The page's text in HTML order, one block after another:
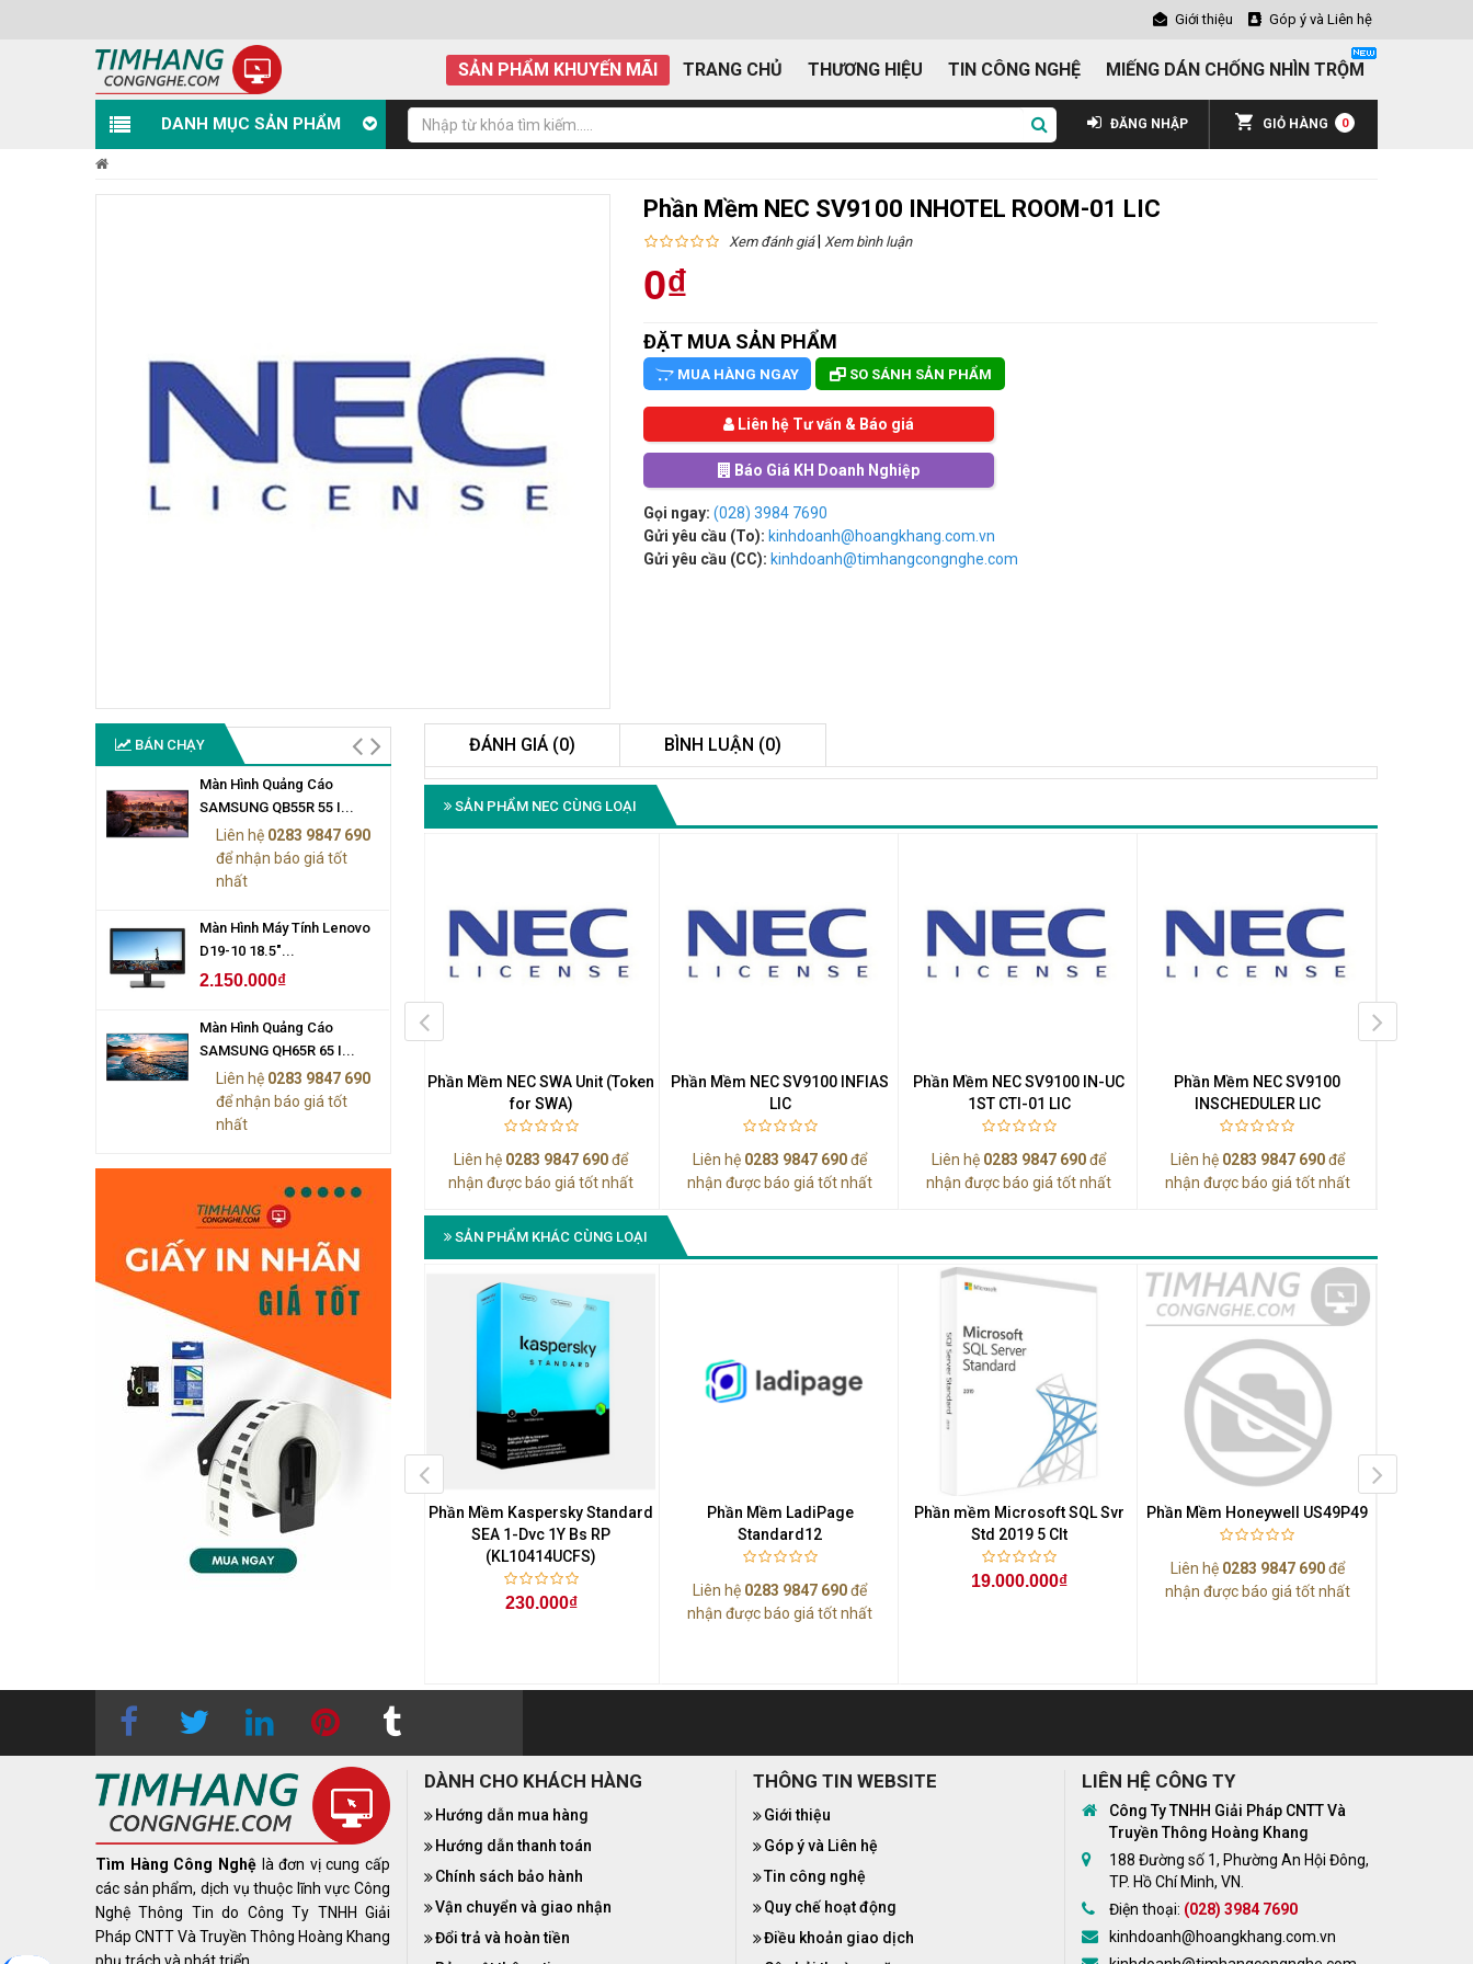
Giới thiệu Góp ý và Liên hệ
SẢN PHẨM KHUYẾN MÃI TRANG CHỦ THƯƠNG HIỆU TIN CÔNG NGHỆ MIẾNG DÁN CHỐNG NHÌN TRỘM
DANH MỤC SẢN PHẨM GIỎ HÀNG 0
ĐĂNG NHẬP
Phần Mềm NEC SV9100 INHOTEL ROOM-01 LIC
Xem đánh giá| Xem bình luận
0₫
ĐẶT MUA SẢN PHẨM
MUA HÀNG NGAY SO SÁNH SẢN PHẨM
Liên hệ Tư vấn & Báo giá
Báo Giá KH Doanh Nghiệp
Gọi ngay: (028) 3984 7690
Gửi yêu cầu (To): kinhdoanh@hoangkhang.com.vn
Gửi yêu cầu (CC): kinhdoanh@timhangcongnghe.com
BÁN CHẠY
Màn Hình Quảng Cáo
SAMSUNG QB55R 55 I...
Liên hệ 0283 9847 690
để nhận báo giá tốt
nhất
Màn Hình Máy Tính Lenovo
D19-10 18.5"...
2.150.000₫
Màn Hình Quảng Cáo
SAMSUNG QH65R 65 I...
Liên hệ 0283 9847 690
để nhận báo giá tốt
nhất
Màn Hình Quảng Cáo
Màn Hình Máy Tính Lenovo
D19-10 18.5"...
2.150.000₫
Liên hệ0283 9847 690
nhất
ĐÁNH GIÁ (0) BÌNH LUẬN (0)
SẢN PHẨM NEC CÙNG LOẠI
Phần Mềm NEC
Phần Mềm NEC SV9100 AUTO-
ATT ON IPLE-01 LIC
nhận được báo giá tốt nhất
Phần Mềm NEC SWA Unit (Token
for SWA)
Liên hệ 0283 9847 690để
nhận được báo giá tốt nhất
Phần Mềm NEC SV9100 INFIAS
LIC
Liên hệ 0283 9847 690để
nhận được báo giá tốt nhất
Phần Mềm NEC SV9100 IN-UC
1ST CTI-01 LIC
Liên hệ 0283 9847 690để
nhận được báo giá tốt nhất
Phần Mềm NEC SV9100
INSCHEDULER LIC
Liên hệ 0283 9847 690để
nhận được báo giá tốt nhất
SẢN PHẨM KHÁC CÙNG LOẠI
Phần Mềm Honeywell X-SP2000
Liên hệ0283 9847 690
Phần Mềm Kaspersky Standard
SEA 1-Dvc 1Y Bs RP
(KL10414UCFS)
230.000₫
Phần Mềm LadiPage
Standard12
Liên hệ 0283 9847 690để
nhận được báo giá tốt nhất
Phần mềm Microsoft SQL Svr
Std 2019 5 Clt
19.000.000₫
Phần Mềm Honeywell US49P49
Liên hệ 0283 9847 690để
nhận được báo giá tốt nhất
Tìm Hàng Công Nghệ là đơn vị cung cấp
các sản phẩm, dịch vụ thuộc lĩnh vực Công
Nghệ Thông Tin do Công Ty TNHH Giải
Pháp CNTT Và Truyền Thông Hoàng Khang
phụ trách và phát triển.
DÀNH CHO KHÁCH HÀNG
Hướng dẫn mua hàng
Hướng dẫn thanh toán
Chính sách bảo hành
Vận chuyển và giao nhận
Đổi trả và hoàn tiền
THÔNG TIN WEBSITE
Giới thiệu
Góp ý và Liên hệ
Tin công nghệ
Quy chế hoạt động
Điều khoản giao dịch
LIÊN HỆ CÔNG TY
Công Ty TNHH Giải Pháp CNTT Và
Truyền Thông Hoàng Khang
188 Đường số 1, Phường An Hội Đông,
TP. Hồ Chí Minh, VN.
Điện thoại: (028) 3984 7690
kinhdoanh@hoangkhang.com.vn